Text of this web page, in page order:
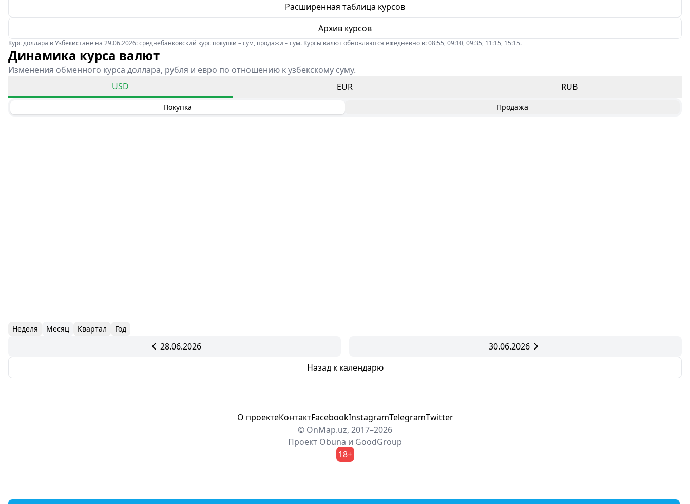
Расширенная таблица курсов
Архив курсов
Курс доллара в Узбекистане на 29.06.2026: среднебанковский курс покупки – сум, продажи – сум. Курсы валют обновляются ежедневно в: 08:55, 09:10, 09:35, 11:15, 15:15.
Динамика курса валют
Изменения обменного курса доллара, рубля и евро по отношению к узбекскому суму.
USD
EUR RUB
Покупка Продажа
Неделя Месяц Квартал Год
28.06.2026
30.06.2026
Назад к календарю
О проектеКонтактFacebookInstagramTelegramTwitter
© OnMap.uz, 2017–2026
Проект Obuna и GoodGroup
18+